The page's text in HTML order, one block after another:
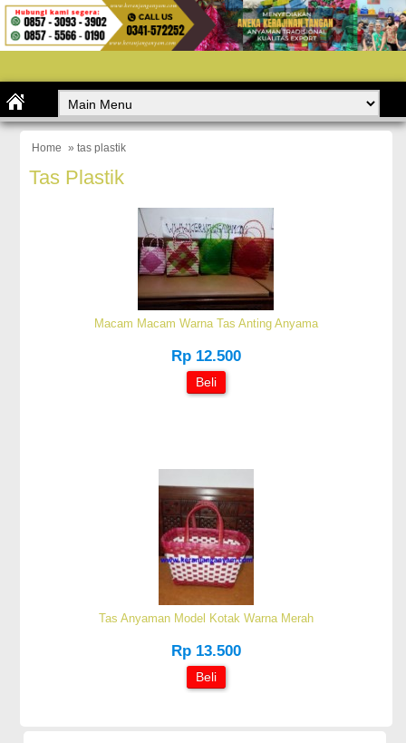
Home » tas plastik
Tas Plastik
Macam Macam Warna Tas Anting Anyama
Rp 12.500
Beli
Tas Anyaman Model Kotak Warna Merah
Rp 13.500
Beli